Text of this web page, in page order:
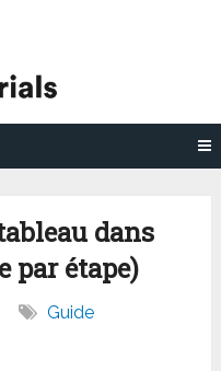
dans
par étape)
Guide